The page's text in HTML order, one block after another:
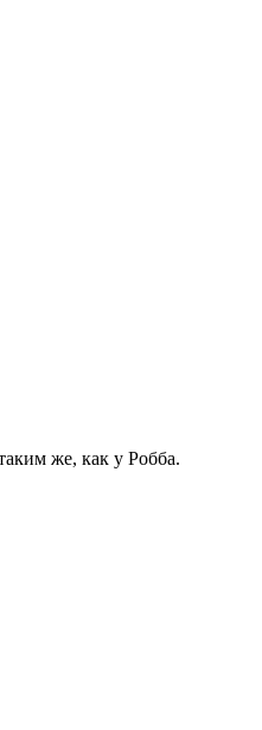
же, как у Робба.